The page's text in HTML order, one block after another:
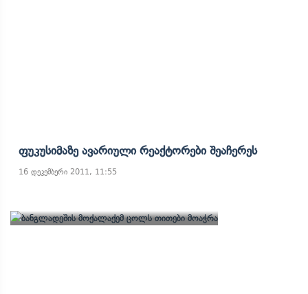
Ფუკუსიმაზე Ავარიული Რეაქტორები Შეაჩერეს
16 დეკემბერი 2011, 11:55